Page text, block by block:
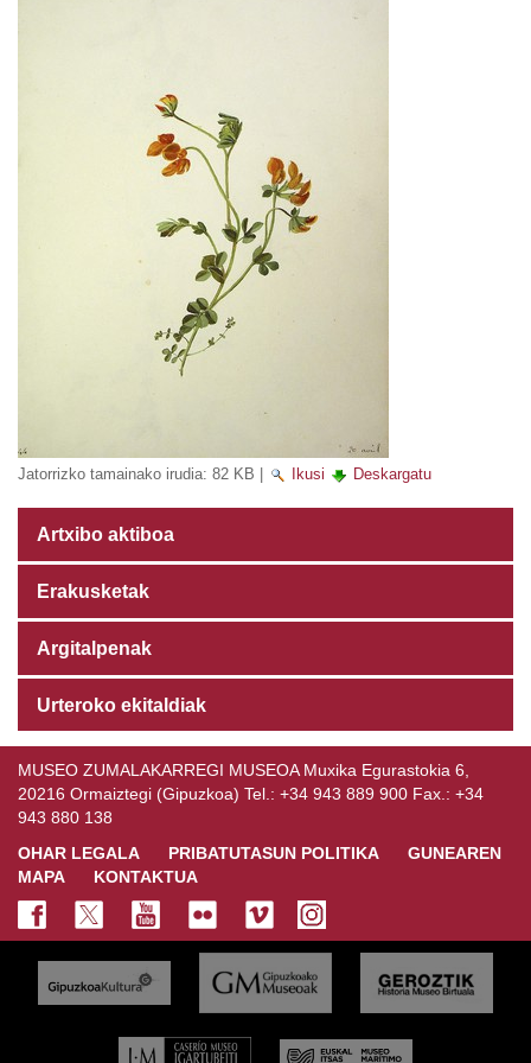
Jatorrizko tamainako irudia: 82 KB Ikusi Deskargatu
Artxibo aktiboa
Erakusketak
Argitalpenak
Urteroko ekitaldiak
MUSEO ZUMALAKARREGI MUSEOA Muxika Egurastokia 6,
20216 Ormaiztegi (Gipuzkoa) Tel.: +34 943 889 900 Fax.: +34
943 880 138
OHAR LEGALA
PRIBATUTASUN POLITIKA
GUNEAREN
MAPA
KONTAKTUA